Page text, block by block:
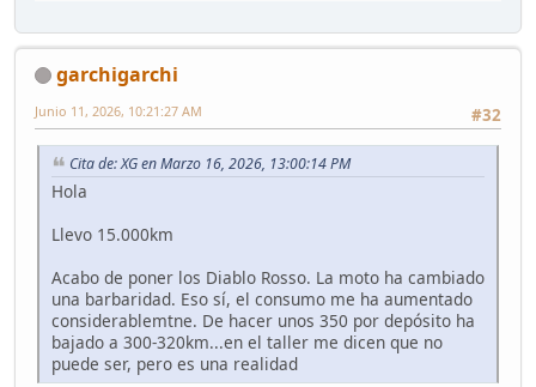
garchigarchi
#32
Junio 11, 2026, 10:21:27 AM
Cita de: XG en Marzo 16, 2026, 13:00:14 PM
Hola
Llevo 15.000km
Acabo de poner los Diablo Rosso. La moto ha cambiado
una barbaridad. Eso sí, el consumo me ha aumentado
considerablemtne. De hacer unos 350 por depósito ha
bajado a 300-320km...en el taller me dicen que no
puede ser, pero es una realidad